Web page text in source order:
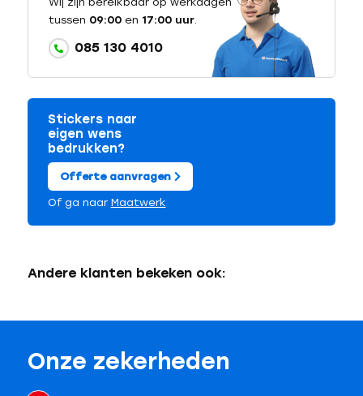
tussen 09:00en 17:00 uur.
085 130 4010
Stickers naar
eigen wens
bedrukken?
Offerte aanvragen
Of ga naar Maatwerk
Andere klanten bekeken ook:
Onze zekerheden